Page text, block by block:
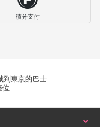
積分支付
到東京的巴士
位